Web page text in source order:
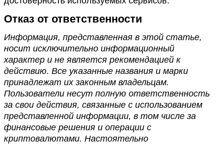
Отказ от ответственности
Информация, представленная в этой статье,
носит исключительно информационный
характер и не является рекомендацией к
действию. Все указанные названия и марки
принадлежат их законным владельцам.
Пользователи несут полную ответственность
за свои действия, связанные с использованием
представленной информации, в том числе за
финансовые решения и операции с
криптовалютами. Настоятельно